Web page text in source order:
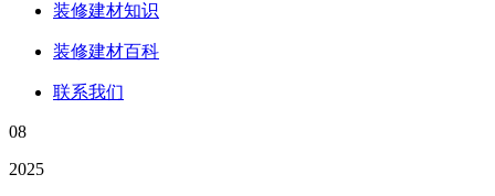
装修建材知识
装修建材百科
联系我们
08
2025